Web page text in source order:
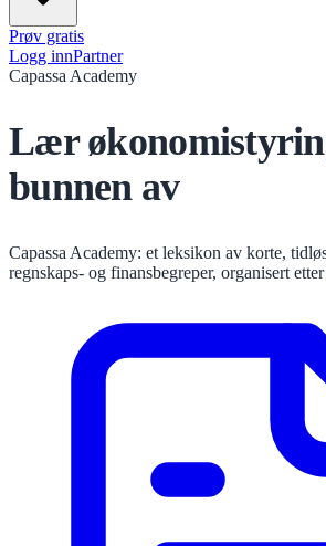
Prøv gratis
Logg innPartner
Capassa Academy
Lær
bunnen av
Capassa Academy: et leksikon av korte,
regnskaps- og finansbegreper, organisert